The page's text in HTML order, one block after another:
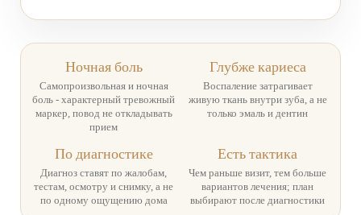
ФОТОГАЛЕРЕЯ
ОФИЦИАЛЬНАЯ ИНФОРМАЦИЯ
ОБОРУДОВАНИЕ
Ночная боль
Самопроизвольная и ночная
боль - характерный тревожный
маркер, повод не откладывать
прием
Глубже кариеса
Воспаление затрагивает
живую ткань внутри зуба, а не
только эмаль и дентин
По диагностике
Диагноз ставят по жалобам,
тестам, осмотру и снимку, а не
по одному ощущению дома
Есть тактика
Чем раньше визит, тем больше
вариантов лечения; план
выбирают после диагностики